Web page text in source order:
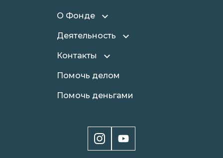
О Фонде
Деятельность
Контакты
Помочь делом
Помочь деньгами